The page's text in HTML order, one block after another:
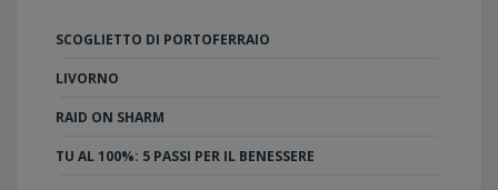
SCOGLIETTO DI PORTOFERRAIO
LIVORNO
RAID ON SHARM
TU AL 100%: 5 PASSI PER IL BENESSERE